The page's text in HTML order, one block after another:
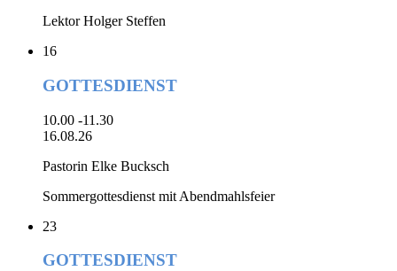
Lektor Holger Steffen
16
GOTTESDIENST
10.00 -11.30
16.08.26
Pastorin Elke Bucksch
Sommergottesdienst mit Abendmahlsfeier
23
GOTTESDIENST